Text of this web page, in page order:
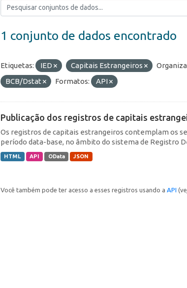
1 conjunto de dados encontrado
Etiquetas: IED Capitais Estrangeiros
BCB/Dstat
Formatos: API
Publicação dos registros de capitais
Os registros de capitais estrangeiros contemplam os
período data-base, no âmbito do sistema de Registro
HTML API OData JSON
Você também pode ter acesso a esses registros usando a API